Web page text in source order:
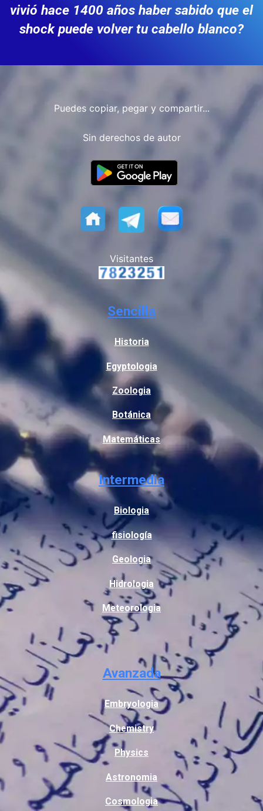
vivió hace 1400 años haber sabido que el
shock puede volver tu cabello blanco?
Puedes copiar, pegar y compartir...
Sin derechos de autor
Visitantes
Sencilla
Historia
Egyptologia
Zoologia
Botánica
Matemáticas
Intermedia
Biologia
fisiología
Geologia
Hidrologia
Meteorologia
Avanzada
Embryologia
Chemistry
Physics
Astronomia
Cosmologia